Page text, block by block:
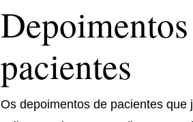
pacientes
Os depoimentos de pacientes